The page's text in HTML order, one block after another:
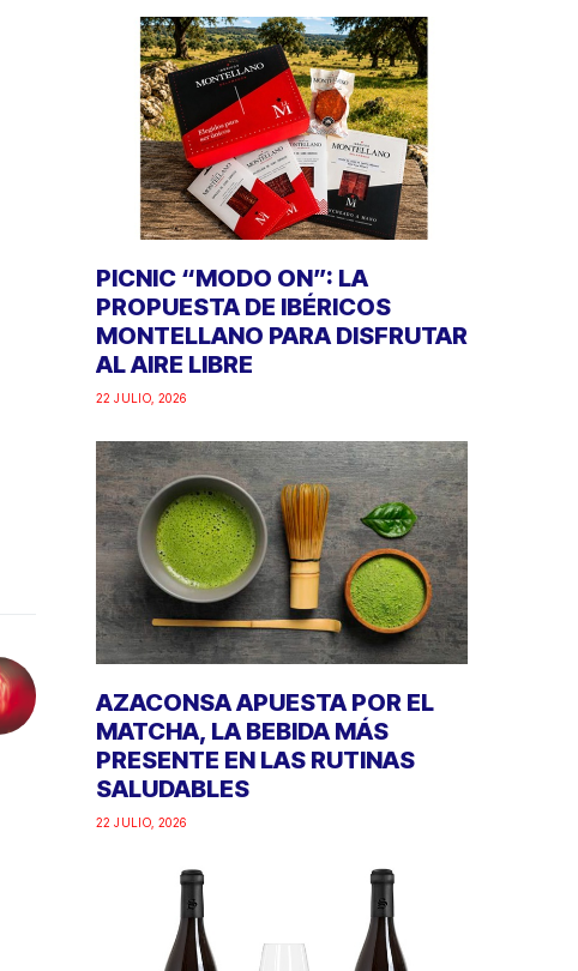
PICNIC “MODO ON”: LA
PROPUESTA DE IBÉRICOS
MONTELLANO PARA DISFRUTAR
AL AIRE LIBRE
22 JULIO, 2026
AZACONSA APUESTA POR EL
MATCHA, LA BEBIDA MÁS
PRESENTE EN LAS RUTINAS
SALUDABLES
22 JULIO, 2026